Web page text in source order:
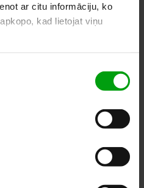
ar citu informāciju, ko
kad lietojat viņu